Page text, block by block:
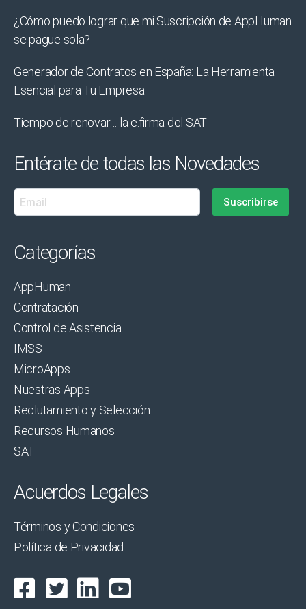
¿Cómo puedo lograr que mi Suscripción de AppHuman
se pague sola?
Generador de Contratos en España: La Herramienta
Esencial para Tu Empresa
Tiempo de renovar… la e.firma del SAT
Entérate de todas las Novedades
Categorías
AppHuman
Contratación
Control de Asistencia
IMSS
MicroApps
Nuestras Apps
Reclutamiento y Selección
Recursos Humanos
SAT
Acuerdos Legales
Términos y Condiciones
Política de Privacidad